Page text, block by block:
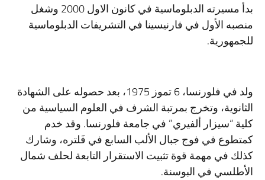
بدأ مسيرته الدبلوماسية في كانون الاول 2000 وشغل
منصبه الأول في فارنيسينا في التشريفات الدبلوماسية
للجمهورية.
ولد في فلورنسا، 6 تموز 1975، بعد حصوله على الشهادة
الثانوية، وتخرج بمرتبة الشرف في العلوم السياسية من
كلية “سيزار ألفيري” في جامعة فلورنسا. وقد خدم
كمتطوع في فوج جبال الألب السابع في فَلتره، وشارك
كذلك في مهمة قوة تثبيت الاستقرار التابعة لحلف شمال
الأطلسي في البوسنة.